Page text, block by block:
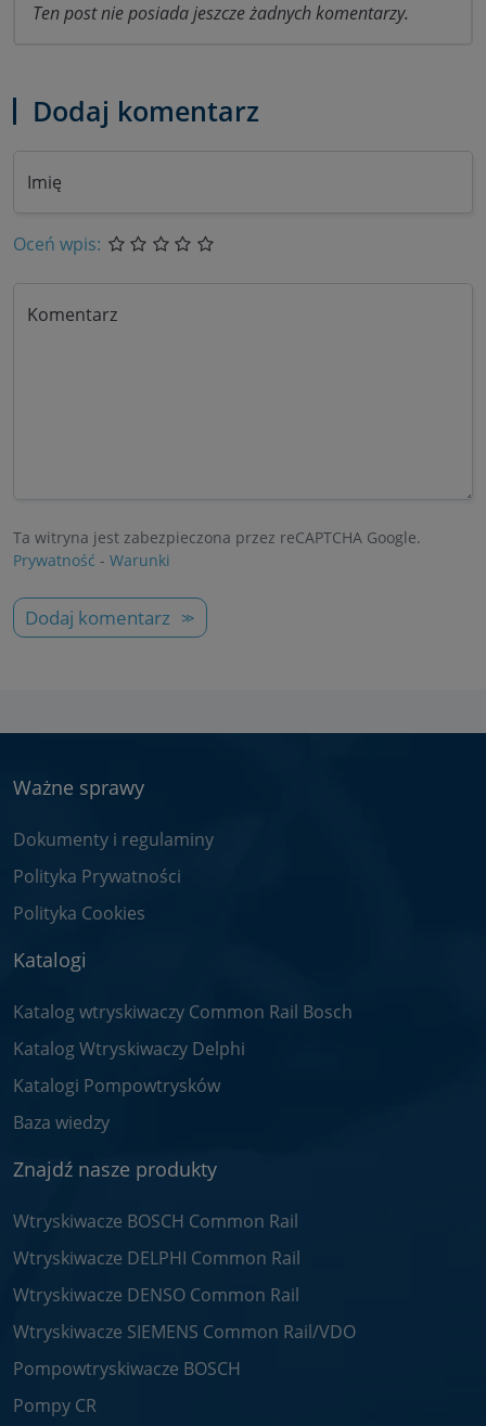
Ten post nie posiada jeszcze żadnych komentarzy.
Dodaj komentarz
Imię
Oceń wpis:
Komentarz
Ta witryna jest zabezpieczona przez reCAPTCHA Google.
Prywatność - Warunki
Dodaj komentarz
Ważne sprawy
Dokumenty i regulaminy
Polityka Prywatności
Polityka Cookies
Katalogi
Katalog wtryskiwaczy Common Rail Bosch
Katalog Wtryskiwaczy Delphi
Katalogi Pompowtrysków
Baza wiedzy
Znajdź nasze produkty
Wtryskiwacze BOSCH Common Rail
Wtryskiwacze DELPHI Common Rail
Wtryskiwacze DENSO Common Rail
Wtryskiwacze SIEMENS Common Rail/VDO
Pompowtryskiwacze BOSCH
Pompy CR